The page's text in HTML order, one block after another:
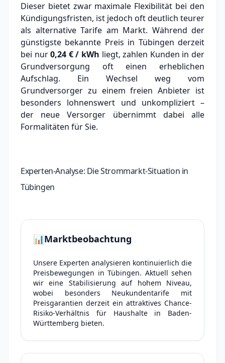
Dieser bietet zwar maximale Flexibilität bei den
Kündigungsfristen, ist jedoch oft deutlich teurer
als alternative Tarife am Markt. Während der
günstigste bekannte Preis in Tübingen derzeit
bei nur0,24 € / kWh liegt, zahlen Kunden in der
Grundversorgung oft einen erheblichen
Aufschlag. Ein Wechsel weg vom
Grundversorger zu einem freien Anbieter ist
besonders lohnenswert und unkompliziert –
der neue Versorger übernimmt dabei alle
Formalitäten für Sie.
Experten-Analyse: Die Strommarkt-Situation in
Tübingen
📊Marktbeobachtung
Unsere Experten analysieren kontinuierlich die
Preisbewegungen in Tübingen. Aktuell sehen
wir eine Stabilisierung auf hohem Niveau,
wobei besonders Neukundentarife mit
Preisgarantien derzeit ein attraktives Chance-
Risiko-Verhältnis für Haushalte in Baden-
Württemberg bieten.